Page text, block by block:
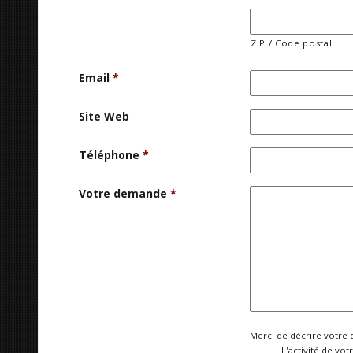
ZIP / Code postal
Email *
Site Web
Téléphone *
Votre demande *
Merci de décrire votre
L'activité de